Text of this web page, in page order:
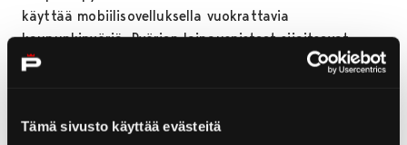
Tämä sivusto käyttää evästeitä
käyttää mobiilisovelluksella vuokrattavia
kaupunkipyöriä. Pyörien lainauspisteet sijaitsevat
keskeisillä paikoilla Porin keskusta-alueella sekä